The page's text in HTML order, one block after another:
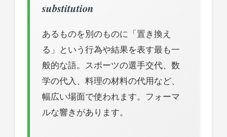
substitution
あるものを別のものに「置き換え
る」という行為や結果を表す最も一
般的な語。スポーツの選手交代、数
学の代入、料理の材料の代用など、
幅広い場面で使われます。フォーマ
ルな響きがあります。